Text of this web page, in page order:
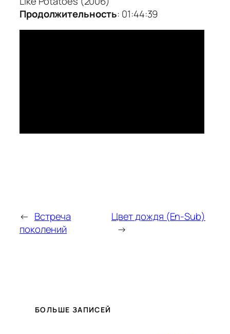
Продолжительность: 01:44:39
← Встреча
поколений
Цвет дождя (En-Sub)
→
БОЛЬШЕ ЗАПИСЕЙ